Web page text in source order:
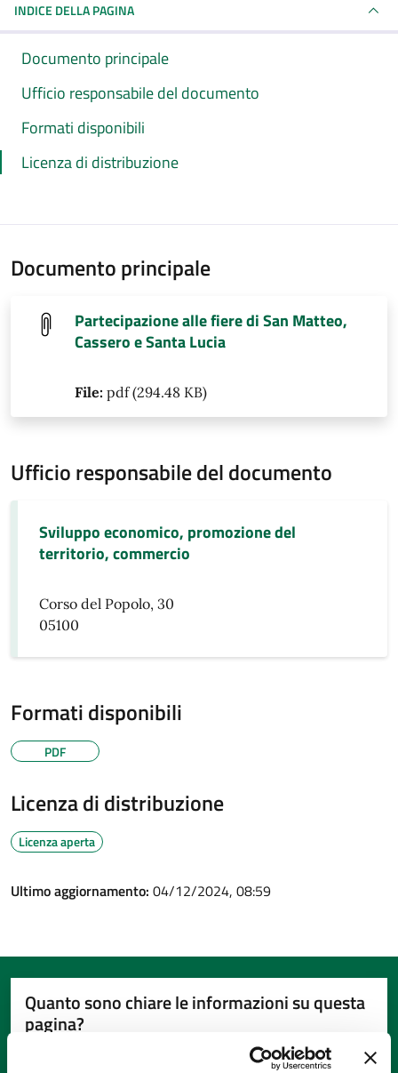
INDICE DELLA PAGINA
Documento principale
Ufficio responsabile del documento
Formati disponibili
Licenza di distribuzione
Documento principale
Partecipazione alle fiere di San Matteo,
Cassero e Santa Lucia
File: pdf (294.48 KB)
Ufficio responsabile del documento
Sviluppo economico, promozione del
territorio, commercio
Corso del Popolo, 30
05100
Formati disponibili
PDF
Licenza di distribuzione
Licenza aperta
Ultimo aggiornamento: 04/12/2024, 08:59
Quanto sono chiare le informazioni su questa
pagina?